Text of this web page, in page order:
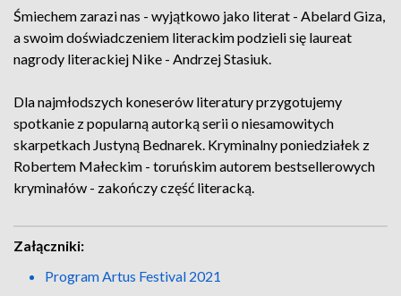
Śmiechem zarazi nas - wyjątkowo jako literat - Abelard Giza,
a swoim doświadczeniem literackim podzieli się laureat
nagrody literackiej Nike - Andrzej Stasiuk.
Dla najmłodszych koneserów literatury przygotujemy
spotkanie z popularną autorką serii o niesamowitych
skarpetkach Justyną Bednarek. Kryminalny poniedziałek z
Robertem Małeckim - toruńskim autorem bestsellerowych
kryminałów - zakończy część literacką.
Załączniki:
Program Artus Festival 2021